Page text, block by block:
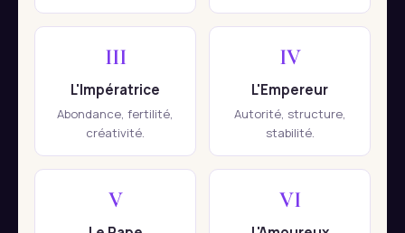
III
L'Impératrice
Abondance, fertilité,
créativité.
IV
L'Empereur
Autorité, structure,
stabilité.
V VI